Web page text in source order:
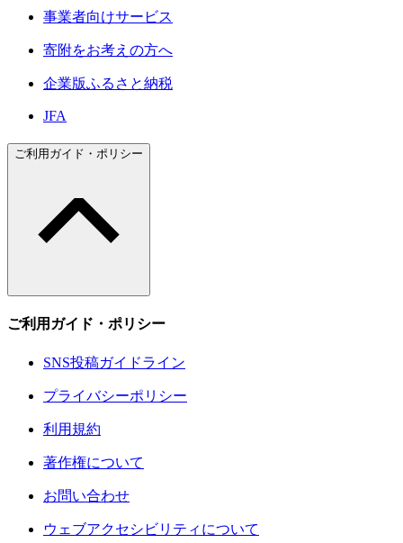
事業者向けサービス
寄附をお考えの方へ
企業版ふるさと納税
JFA
ご利用ガイド・ポリシー
ご利用ガイド・ポリシー
SNS投稿ガイドライン
プライバシーポリシー
利用規約
著作権について
お問い合わせ
ウェブアクセシビリティについて